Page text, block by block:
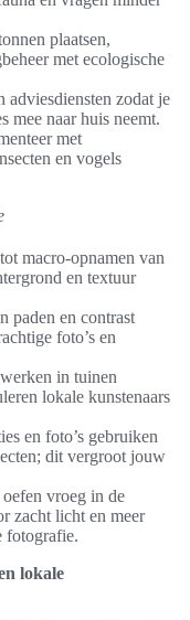
plaatsen,
met ecologische
adviesdiensten zodat je
mee naar huis neemt.
met
en vogels
macro-opnamen van
en textuur
paden en contrast
foto’s en
in tuinen
lokale kunstenaars
en foto’s gebruiken
dit vergroot jouw
vroeg in de
zacht licht en meer
fotografie.
lokale